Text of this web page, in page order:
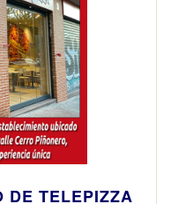
DE TELEPIZZA